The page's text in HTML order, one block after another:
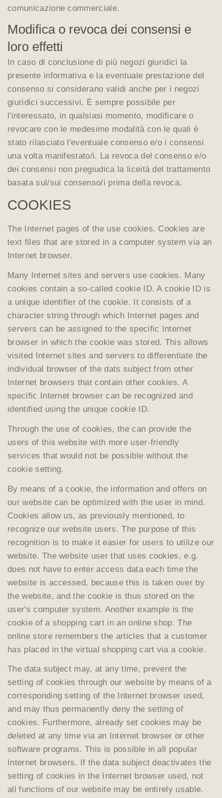
comunicazione commerciale.
Modifica o revoca dei consensi e
loro effetti
In caso di conclusione di più negozi giuridici la
presente informativa e la eventuale prestazione del
consenso si considerano validi anche per i negozi
giuridici successivi. È sempre possibile per
l'interessato, in qualsiasi momento, modificare o
revocare con le medesime modalità con le quali è
stato rilasciato l'eventuale consenso e/o i consensi
una volta manifestato/i. La revoca del consenso e/o
dei consensi non pregiudica la liceità del trattamento
basata sul/sui consenso/i prima della revoca.
COOKIES
The Internet pages of the use cookies. Cookies are
text files that are stored in a computer system via an
Internet browser.
Many Internet sites and servers use cookies. Many
cookies contain a so-called cookie ID. A cookie ID is
a unique identifier of the cookie. It consists of a
character string through which Internet pages and
servers can be assigned to the specific Internet
browser in which the cookie was stored. This allows
visited Internet sites and servers to differentiate the
individual browser of the dats subject from other
Internet browsers that contain other cookies. A
specific Internet browser can be recognized and
identified using the unique cookie ID.
Through the use of cookies, the can provide the
users of this website with more user-friendly
services that would not be possible without the
cookie setting.
By means of a cookie, the information and offers on
our website can be optimized with the user in mind.
Cookies allow us, as previously mentioned, to
recognize our website users. The purpose of this
recognition is to make it easier for users to utilize our
website. The website user that uses cookies, e.g.
does not have to enter access data each time the
website is accessed, because this is taken over by
the website, and the cookie is thus stored on the
user's computer system. Another example is the
cookie of a shopping cart in an online shop. The
online store remembers the articles that a customer
has placed in the virtual shopping cart via a cookie.
The data subject may, at any time, prevent the
setting of cookies through our website by means of a
corresponding setting of the Internet browser used,
and may thus permanently deny the setting of
cookies. Furthermore, already set cookies may be
deleted at any time via an Internet browser or other
software programs. This is possible in all popular
Internet browsers. If the data subject deactivates the
setting of cookies in the Internet browser used, not
all functions of our website may be entirely usable.